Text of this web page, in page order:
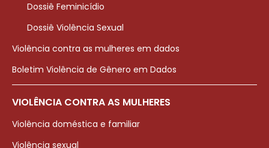
Dossiê Feminicídio
Dossiê Violência Sexual
Violência contra as mulheres em dados
Boletim Violência de Gênero em Dados
VIOLÊNCIA CONTRA AS MULHERES
Violência doméstica e familiar
Violência sexual